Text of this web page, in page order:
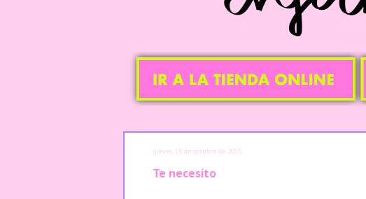
jueves, 15 de octubre de 2015
Te necesito